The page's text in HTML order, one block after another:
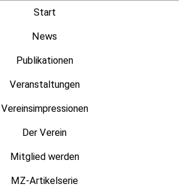
Start
News
Publikationen
Veranstaltungen
Vereinsimpressionen
Der Verein
Mitglied werden
MZ-Artikelserie